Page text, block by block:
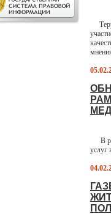
В
услуг